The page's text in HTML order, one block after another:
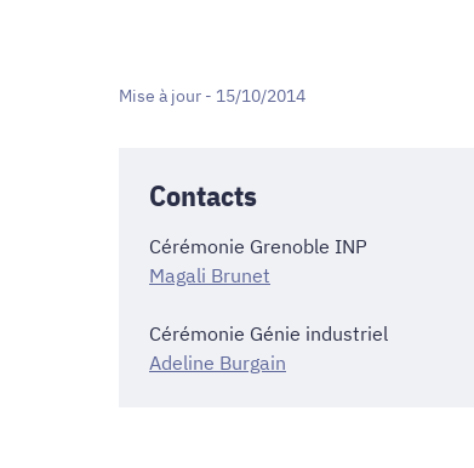
Mise à jour - 15/10/2014
Contacts
Cérémonie Grenoble INP
Magali Brunet
Cérémonie Génie industriel
Adeline Burgain